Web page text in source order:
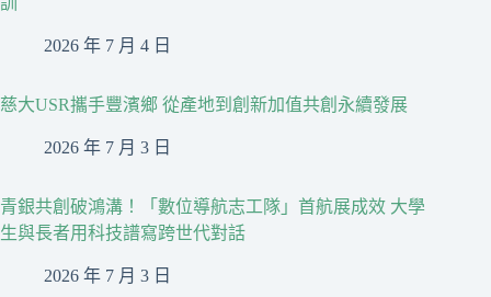
2026 年 7 月 4 日
慈大USR攜手豐濱鄉 從產地到創新加值共創永續發展
2026 年 7 月 3 日
青銀共創破鴻溝！「數位導航志工隊」首航展成效 大學
生與長者用科技譜寫跨世代對話
2026 年 7 月 3 日